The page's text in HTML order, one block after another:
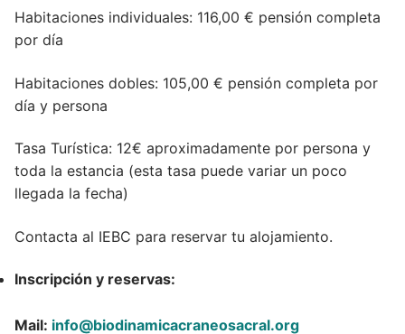
Habitaciones individuales: 116,00 € pensión completa
por día
Habitaciones dobles: 105,00 € pensión completa por
día y persona
Tasa Turística: 12€ aproximadamente por persona y
toda la estancia (esta tasa puede variar un poco
llegada la fecha)
Contacta al IEBC para reservar tu alojamiento.
Inscripción y reservas:
Mail: info@biodinamicacraneosacral.org